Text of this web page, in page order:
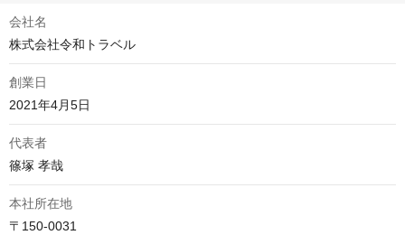
会社名
株式会社令和トラベル
創業日
2021年4月5日
代表者
篠塚 孝哉
本社所在地
〒150-0031